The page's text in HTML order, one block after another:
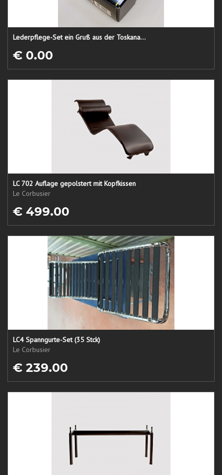
Lederpflege-Set ein Gruß aus der Toskana...
€ 0.00
LC 702 Auflage gepolstert mit Kopfkissen
Le Corbusier
€ 499.00
LC4 Spanngurte-Set (35 Stck)
Le Corbusier
€ 239.00